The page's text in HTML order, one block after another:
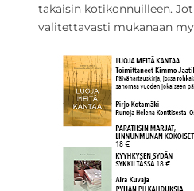
takaisin kotikonnuilleen.
valitettavasti mukanaan